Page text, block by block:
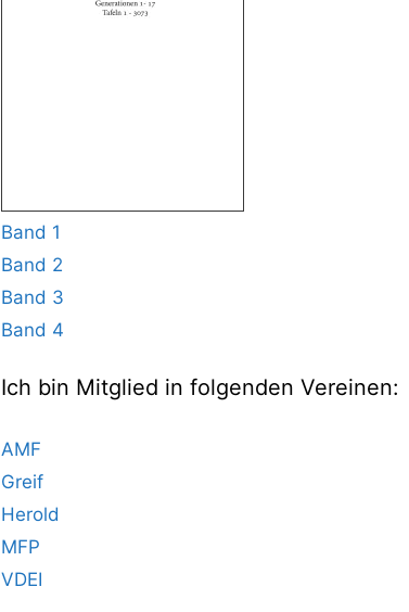
Band 1
Band 2
Band 3
Band 4
Ich bin Mitglied in folgenden Vereinen:
AMF
Greif
Herold
MFP
VDEI